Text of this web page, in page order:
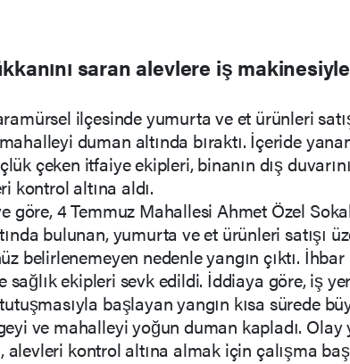
saran alevlere iş
ilçesinde yumurta ve et ürünleri
duman altında bıraktı. İçeride
çeken itfaiye ekipleri, binanın dış
kontrol altına aldı.
göre, 4 Temmuz Mahallesi Ahmet Özel
bulunan, yumurta ve et ürünleri satışı
belirlenemeyen nedenle yangın çıktı.
sağlık ekipleri sevk edildi. İddiaya göre, iş
başlayan yangın kısa sürede
ve mahalleyi yoğun duman kapladı. Olay
alevleri kontrol altına almak için çalışma